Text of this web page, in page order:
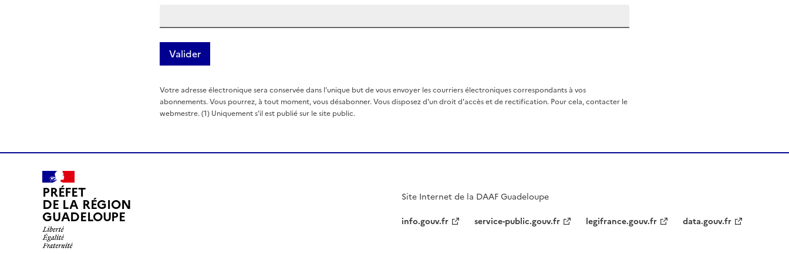
Votre adresse électronique sera conservée dans l'unique but de vous envoyer les courriers électroniques correspondants à vos
abonnements. Vous pourrez, à tout moment, vous désabonner. Vous disposez d'un droit d'accès et de rectification. Pour cela, contacter le
webmestre. (1) Uniquement s'il est publié sur le site public.
PRÉFET
DE LA RÉGION
GUADELOUPE
Site Internet de la DAAF Guadeloupe
info.gouv.fr
service-public.gouv.fr legifrance.gouv.fr data.gouv.fr